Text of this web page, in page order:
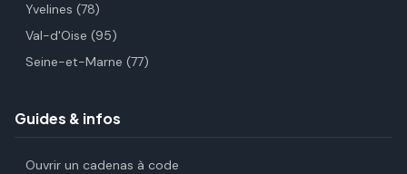
Yvelines (78)
Val-d'Oise (95)
Seine-et-Marne (77)
Guides & infos
Ouvrir un cadenas à code